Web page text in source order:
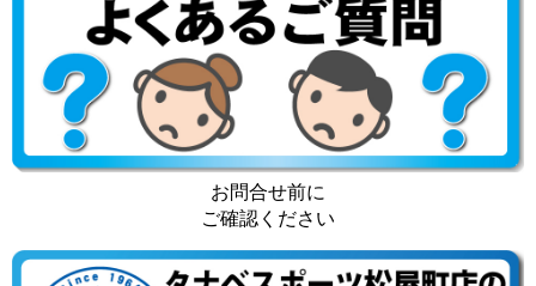
お問合せ前に
ご確認ください